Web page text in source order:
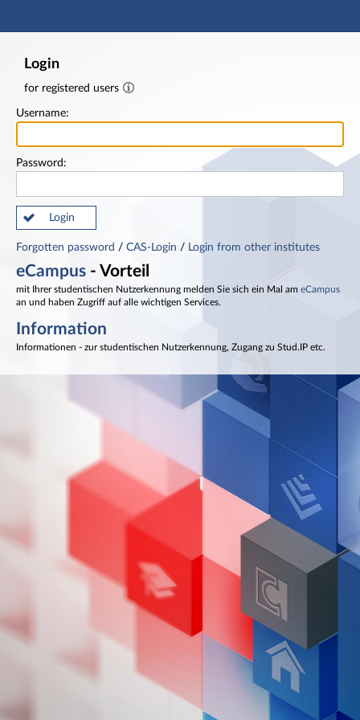
Main navigation
Login
for registered users
Username:
Password:
Login
Forgotten password / CAS-Login / Login from other institutes
eCampus - Vorteil
mit Ihrer studentischen Nutzerkennung melden Sie sich ein Mal am eCampus
an und haben Zugriff auf alle wichtigen Services.
Information
Informationen - zur studentischen Nutzerkennung, Zugang zu Stud.IP etc.